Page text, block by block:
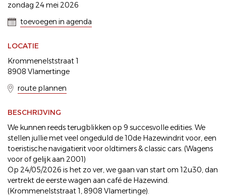
zondag 24 mei 2026
toevoegen in agenda
LOCATIE
Krommenelststraat 1
8908 Vlamertinge
route plannen
BESCHRIJVING
We kunnen reeds terugblikken op 9 succesvolle edities. We
stellen jullie met veel ongeduld de 10de Hazewindrit voor, een
toeristische navigatierit voor oldtimers & classic cars. (Wagens
voor of gelijk aan 2001)
Op 24/05/2026 is het zo ver, we gaan van start om 12u30, dan
vertrekt de eerste wagen aan café de Hazewind.
(Krommenelststraat 1, 8908 Vlamertinge).